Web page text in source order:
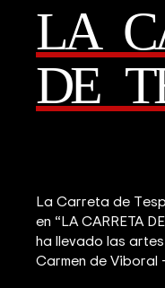
LA
DE
La Carreta de
en “LA CARRETA
ha llevado las
Carmen de Viboral